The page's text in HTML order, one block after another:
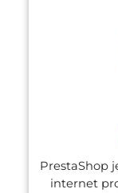
PrestaShop
internet